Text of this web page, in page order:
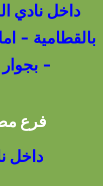
داخل نادي
بالقطامية -
-
فرع
داخل